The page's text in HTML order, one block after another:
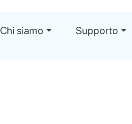
Chi siamo Supporto